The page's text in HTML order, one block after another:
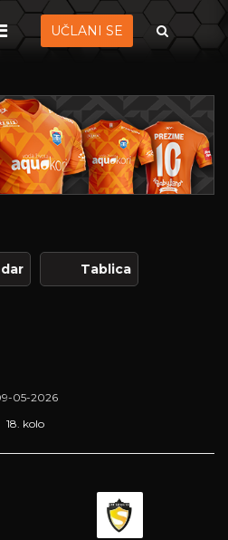
UČLANI SE
Tablica
05-2026
18. kolo